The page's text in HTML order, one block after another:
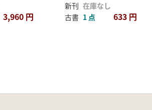
3,960 円
新刊 在庫なし
古書 1 点 633 円